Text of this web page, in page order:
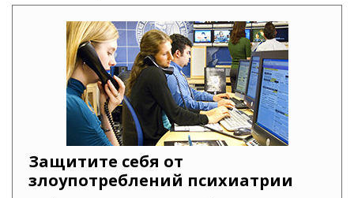
Защитите себя от
злоупотреблений психиатрии